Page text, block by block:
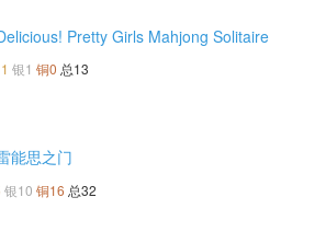
Pretty Girls Mahjong Solitaire
银1 铜0 总13
能思之门
银10 铜16 总32